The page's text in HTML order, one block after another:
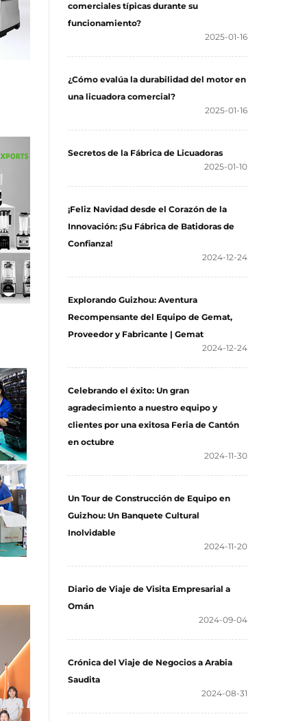
comerciales típicas durante su
funcionamiento?
2025-01-16
¿Cómo evalúa la durabilidad del motor en
una licuadora comercial?
2025-01-16
Secretos de la Fábrica de Licuadoras
2025-01-10
¡Feliz Navidad desde el Corazón de la
Innovación: ¡Su Fábrica de Batidoras de
Confianza!
2024-12-24
Explorando Guizhou: Aventura
Recompensante del Equipo de Gemat,
Proveedor y Fabricante | Gemat
2024-12-24
Celebrando el éxito: Un gran
agradecimiento a nuestro equipo y
clientes por una exitosa Feria de Cantón
en octubre
2024-11-30
Un Tour de Construcción de Equipo en
Guizhou: Un Banquete Cultural
Inolvidable
2024-11-20
Diario de Viaje de Visita Empresarial a
Omán
2024-09-04
Crónica del Viaje de Negocios a Arabia
Saudita
2024-08-31